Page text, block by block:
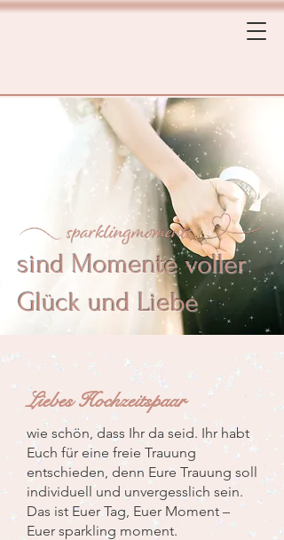
sind Momente voller
Glück und Liebe
Liebes Hochzeitspaar
wie schön, dass Ihr da seid. Ihr habt
Euch für eine freie Trauung
entschieden, denn Eure Trauung soll
individuell und unvergesslich sein.
Das ist Euer Tag, Euer Moment –
Euer sparkling moment.